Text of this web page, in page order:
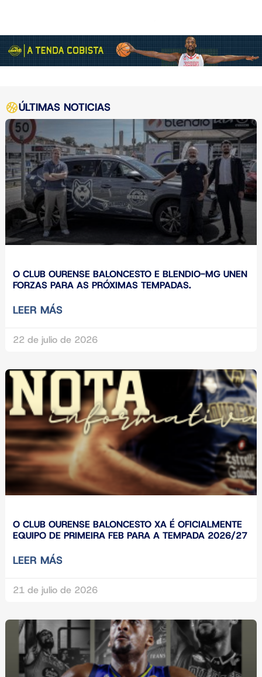
ÚLTIMAS NOTICIAS
O CLUB OURENSE BALONCESTO E BLENDIO-MG UNEN
FORZAS PARA AS PRÓXIMAS TEMPADAS.
LEER MÁS
22 de julio de 2026
O CLUB OURENSE BALONCESTO XA É OFICIALMENTE
EQUIPO DE PRIMEIRA FEB PARA A TEMPADA 2026/27
LEER MÁS
21 de julio de 2026